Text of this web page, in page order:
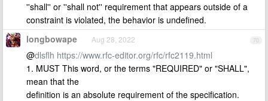
''shall'' or ''shall not'' requirement that appears outside of a
constraint is violated, the behavior is undefined.
70
longbowape Aug 28, 2022
@dlsflh https://www.rfc-editor.org/rfc/rfc2119.html
1. MUST This word, or the terms "REQUIRED" or "SHALL",
mean that the
definition is an absolute requirement of the specification.